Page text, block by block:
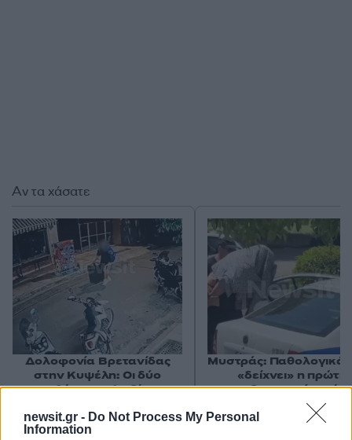
newsit.gr - Do Not Process My Personal
Information
Αν τα χάσατε
Δολοφονία Βρετανίδας
στην Κυψέλη: Οι δύο
καταθέσεις «κλειδί» της
Αφγανού – Το στίγμα του
κινητού, η θεία από την
Μυστράς: Παθολογικά
«δείχνει» η πρώτη
ιατροδικαστική
για τον θάνατο του
90χρονου, που